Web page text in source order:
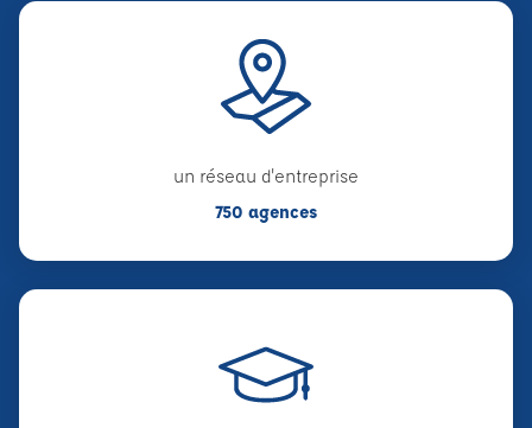
un réseau d'entreprise
750 agences